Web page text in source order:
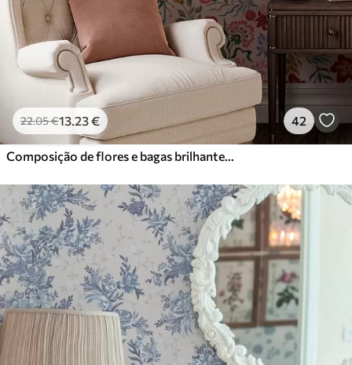
22.05€13.23€ 42
Composição de flores e bagas brilhantes com papagaios